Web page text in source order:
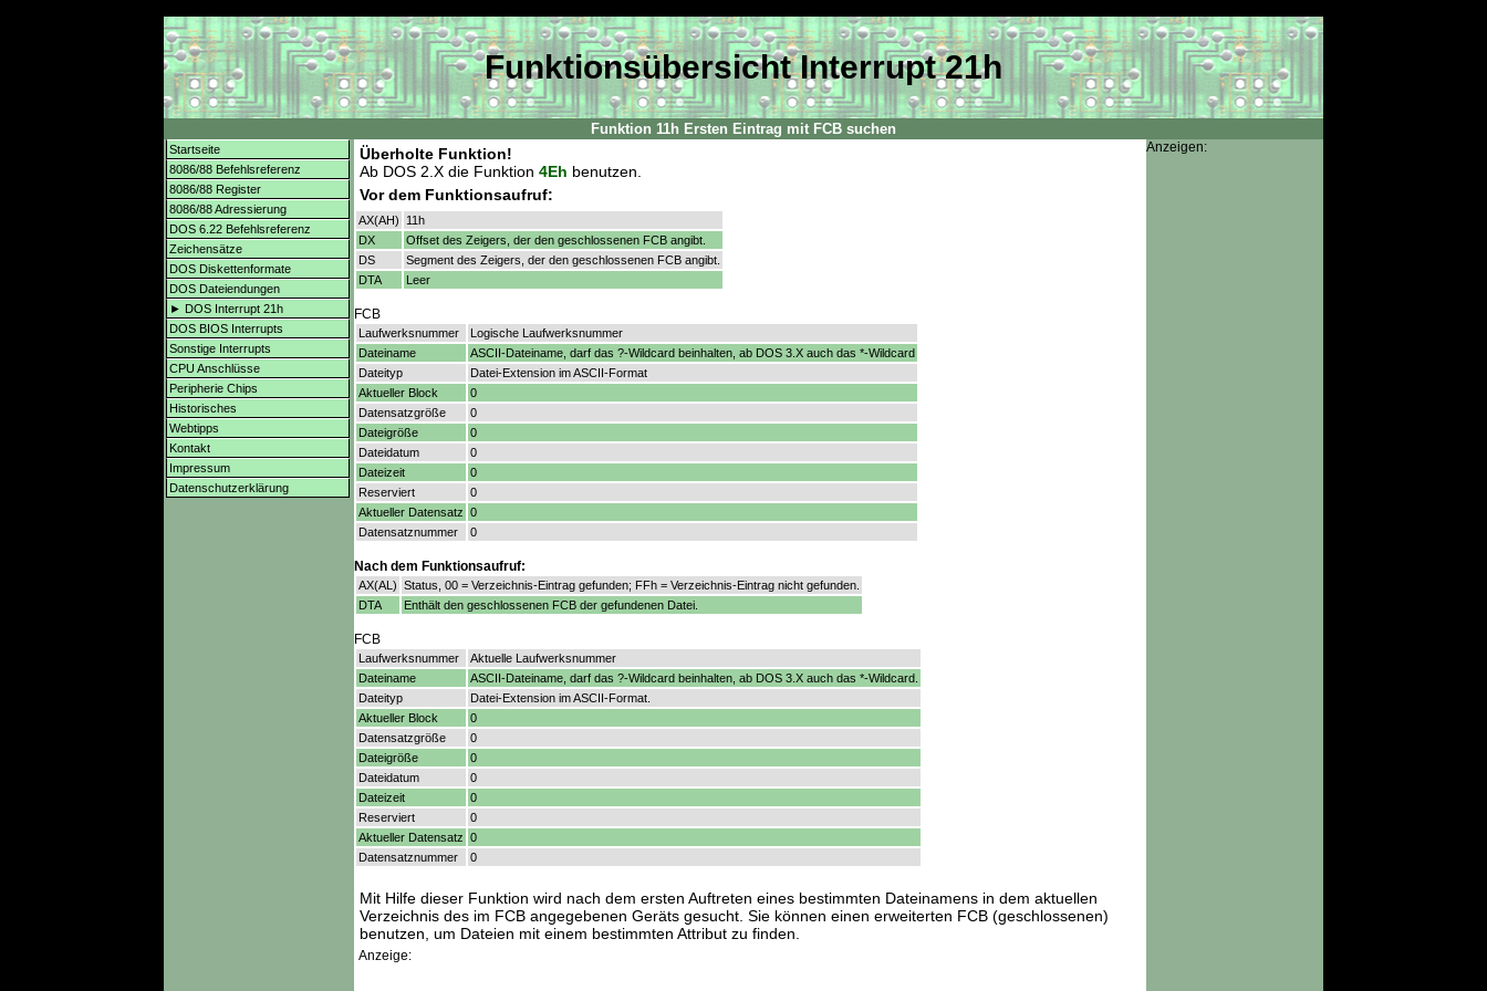
Funktionsübersicht Interrupt 21h
Funktion 11h Ersten Eintrag mit FCB suchen
Startseite
8086/88 Befehlsreferenz
8086/88 Register
8086/88 Adressierung
DOS 6.22 Befehlsreferenz
Zeichensätze
DOS Diskettenformate
DOS Dateiendungen
► DOS Interrupt 21h
DOS BIOS Interrupts
Sonstige Interrupts
CPU Anschlüsse
Peripherie Chips
Historisches
Webtipps
Kontakt
Impressum
Datenschutzerklärung
Überholte Funktion!
Ab DOS 2.X die Funktion 4Eh benutzen.
Vor dem Funktionsaufruf:
AX(AH)
11h
DX
Offset des Zeigers, der den geschlossenen FCB angibt.
DS
Segment des Zeigers, der den geschlossenen FCB angibt.
DTA
Leer
FCB
Laufwerksnummer
Logische Laufwerksnummer
Dateiname
ASCII-Dateiname, darf das ?-Wildcard beinhalten, ab DOS 3.X auch das *-Wildcard
Dateityp
Datei-Extension im ASCII-Format
Aktueller Block
0
Datensatzgröße
0
Dateigröße
0
Dateidatum
0
Dateizeit
0
Reserviert
0
Aktueller Datensatz 0
Datensatznummer
0
Nach dem Funktionsaufruf:
AX(AL) Status, 00 = Verzeichnis-Eintrag gefunden; FFh = Verzeichnis-Eintrag nicht gefunden.
DTA
Enthält den geschlossenen FCB der gefundenen Datei.
FCB
Laufwerksnummer
Aktuelle Laufwerksnummer
Dateiname
ASCII-Dateiname, darf das ?-Wildcard beinhalten, ab DOS 3.X auch das *-Wildcard.
Dateityp
Datei-Extension im ASCII-Format.
Aktueller Block
0
Datensatzgröße
0
Dateigröße
0
Dateidatum
0
Dateizeit
0
Reserviert
0
Aktueller Datensatz 0
Datensatznummer
0
Mit Hilfe dieser Funktion wird nach dem ersten Auftreten eines bestimmten Dateinamens in dem aktuellen
Verzeichnis des im FCB angegebenen Geräts gesucht. Sie können einen erweiterten FCB (geschlossenen)
benutzen, um Dateien mit einem bestimmten Attribut zu finden.
Anzeige:
Anzeigen: